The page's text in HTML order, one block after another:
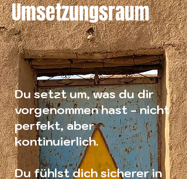
Umsetzungsraum
Du setzt um, was du dir
vorgenommen hast - nicht
perfekt, aber
kontinuierlich.
Du fühlst dich sicherer in